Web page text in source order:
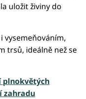
uložit živiny do
vysemeňováním,
trsů, ideálně než se
plnokvětých
zahradu